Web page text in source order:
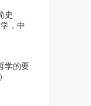
11:52
10:16
史
，中
学的要